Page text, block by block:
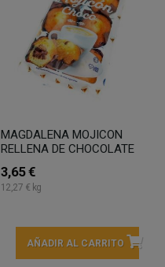
MAGDALENA MOJICON
RELLENA DE CHOCOLATE
3,65 €
12,27 € kg
AÑADIR AL CARRITO